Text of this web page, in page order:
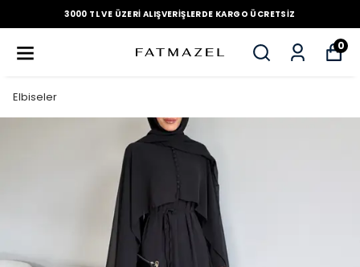
3000 TL VE ÜZERI ALIŞVERIŞLERDE KARGO ÜCRETSIZ
0
Elbiseler